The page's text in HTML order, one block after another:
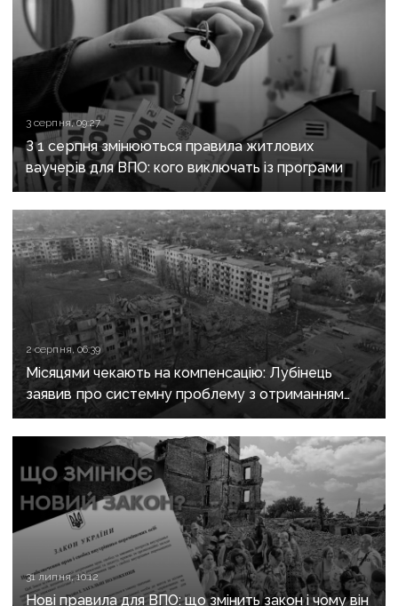
3 серпня, 09:27
З 1 серпня змінюються правила житлових
ваучерів для ВПО: кого виключать із програми
2 серпня, 06:39
Місяцями чекають на компенсацію: Лубінець
заявив про системну проблему з отриманням
сертифікатів за зруйноване житло
31 липня, 10:12
Нові правила для ВПО: що змінить закон і чому він